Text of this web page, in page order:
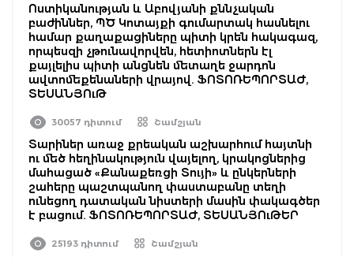
Ոստիկանության և Աբովյանի քննչական
բաժիններ, ՊԾ Կոտայքի գումարտակ հասնելու
համար քաղաքացիները պիտի կրեն հակագազ,
որպեսզի չթունավորվեն, հետիոտներն էլ
քայլելիս պիտի անցնեն մետաղե ջարդոն
ավտոմեքենաների վրայով. ՖՈՏՈՌԵՊՈՐՏԱԺ,
ՏԵՍԱՆՅՈւԹ
30057 դիտում Շամշյան
Տարիներ առաջ քրեական աշխարհում հայտնի
ու մեծ հեղինակություն վայելող, կրակոցներից
մահացած «Քանաքեռցի Տույի» և ընկերների
շահերը պաշտպանող փաստաբանը տեղի
ունեցող դատական նիստերի մասին փակագծեր
է բացում. ՖՈՏՈՌԵՊՈՐՏԱԺ, ՏԵՍԱՆՅՈւԹԵՐ
25193 դիտում Շամշյան